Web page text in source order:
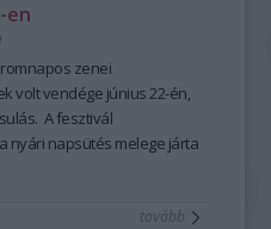
Évi
a
Hagyományok
Házában
-
en
zenei
volt vendége június 22-én,
A fesztivál
nyári napsütés melege járta
tovább